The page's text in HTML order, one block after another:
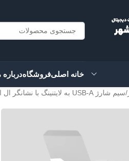
خانه اصلیفروشگاهدرباره
سیم شارژ USB-A به لایتنینگ با نشانگر ال ای دی گرین Green usb-a to lightning with LED indicator cable